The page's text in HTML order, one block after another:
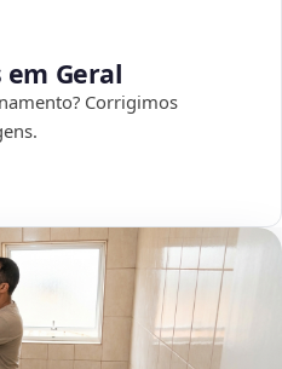
em Geral
Corrigimos